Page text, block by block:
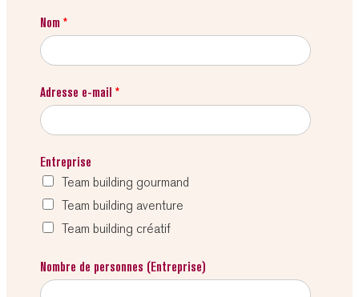
Nom *
Adresse e-mail *
Entreprise
Team building gourmand
Team building aventure
Team building créatif
Nombre de personnes (Entreprise)